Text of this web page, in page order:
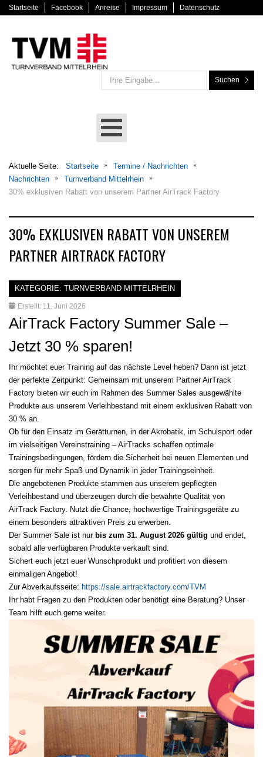
Startseite Facebook Anreise Impressum Datenschutz
Suchen
Aktuelle Seite: Startseite
Termine / Nachrichten
Nachrichten
Turnverband Mittelrhein
30% exklusiven Rabatt von unserem Partner AirTrack Factory
30% EXKLUSIVEN RABATT VON UNSEREM
PARTNER AIRTRACK FACTORY
KATEGORIE: TURNVERBAND MITTELRHEIN
Erstellt: 11. Juni 2026
AirTrack Factory Summer Sale –
Jetzt 30 % sparen!
Ihr möchtet euer Training auf das nächste Level heben? Dann ist jetzt
der perfekte Zeitpunkt: Gemeinsam mit unserem Partner AirTrack
Factory bieten wir euch im Rahmen des Summer Sales ausgewählte
Produkte aus unserem Verleihbestand mit einem exklusiven Rabatt von
30 % an.
Ob für den Einsatz im Gerätturnen, in der Akrobatik, im Schulsport oder
im vielseitigen Vereinstraining – AirTracks schaffen optimale
Trainingsbedingungen, fördern die Sicherheit bei neuen Elementen und
sorgen für mehr Spaß und Dynamik in jeder Trainingseinheit.
Die angebotenen Produkte stammen aus unserem gepflegten
Verleihbestand und überzeugen durch die bewährte Qualität von
AirTrack Factory. Nutzt die Chance, hochwertige Trainingsgeräte zu
einem besonders attraktiven Preis zu erwerben.
Der Summer Sale ist nur bis zum 31. August 2026 gültig und endet,
sobald alle verfügbaren Produkte verkauft sind.
Sichert euch jetzt euer Wunschprodukt und profitiert von diesem
einmaligen Angebot!
Zur Abverkaufsseite: https://sale.airtrackfactory.com/TVM
Ihr habt Fragen zu den Produkten oder benötigt eine Beratung? Unser
Team hilft euch gerne weiter.